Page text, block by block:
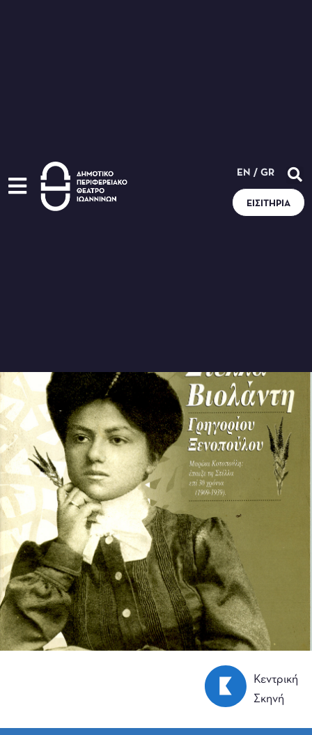
EN / GR
ΕΙΣΙΤΉΡΙΑ
Κεντρική
Σκηνή